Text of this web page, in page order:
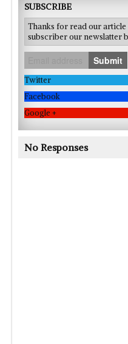
SUBSCRIBE
Thanks for read our
subscriber our newslatter
Submit
Twitter
Facebook
Google +
No Responses